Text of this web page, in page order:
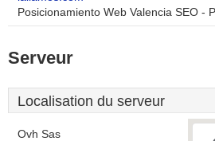
Posicionamiento Web Valencia SEO -
Serveur
Localisation du serveur
Ovh Sas